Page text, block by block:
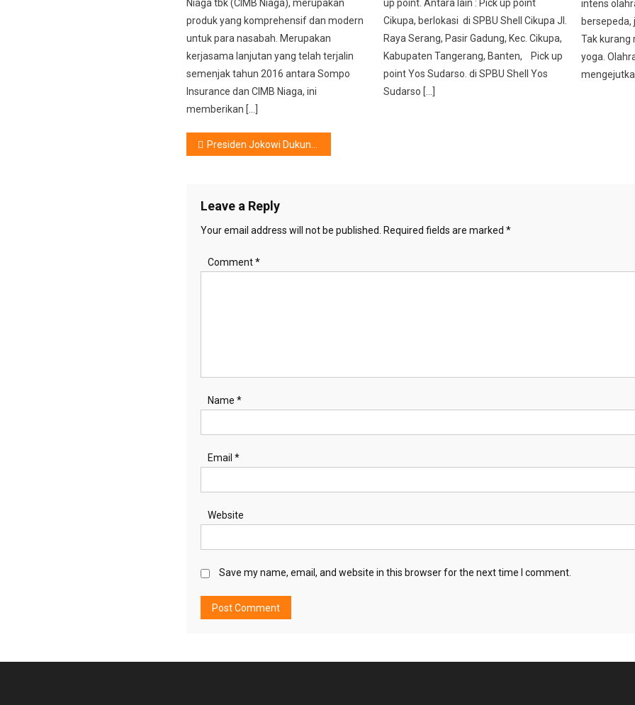
Niaga tbk (CIMB Niaga), merupakan
produk yang komprehensif dan modern
untuk para nasabah. Merupakan
kerjasama lanjutan yang telah terjalin
semenjak tahun 2016 antara Sompo
Insurance dan CIMB Niaga, ini
memberikan […]
up point. Antara lain : Pick up point
Cikupa, berlokasi di SPBU Shell Cikupa Jl.
Raya Serang, Pasir Gadung, Kec. Cikupa,
Kabupaten Tangerang, Banten, Pick up
point Yos Sudarso. di SPBU Shell Yos
Sudarso […]
intens
bersepeda,
Tak kurang
yoga.
Post
Presiden Jokowi Dukung Industri Fesyen Muslim Indonesia
Leave a Reply
Your email address will not be published. Required fields are marked *
Comment*
Name *
Email *
Website
Save my name, email, and website in this browser for the next time I comment.